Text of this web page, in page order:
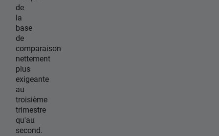
de
la
base
de
comparaison
nettement
plus
exigeante
au
troisième
trimestre
qu'au
second.